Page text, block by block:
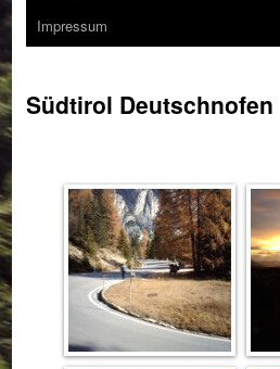
springen
Impressum
Südtirol Deutschnofen